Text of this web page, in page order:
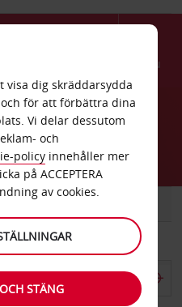
Menu
visa dig skräddarsydda
för att förbättra dina
Vi delar dessutom
och
policy innehåller mer
på ACCEPTERA
av cookies.
STÄNG